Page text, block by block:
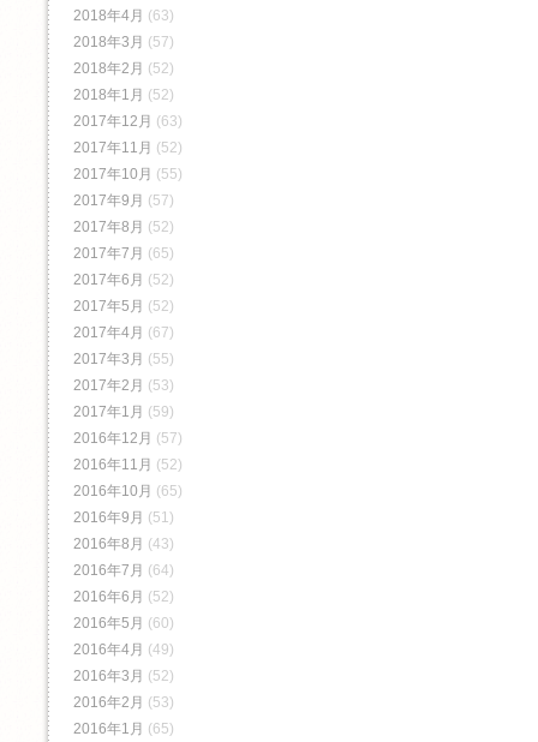
2018年4月 (63)
2018年3月 (57)
2018年2月 (52)
2018年1月 (52)
2017年12月 (63)
2017年11月 (52)
2017年10月 (55)
2017年9月 (57)
2017年8月 (52)
2017年7月 (65)
2017年6月 (52)
2017年5月 (52)
2017年4月 (67)
2017年3月 (55)
2017年2月 (53)
2017年1月 (59)
2016年12月 (57)
2016年11月 (52)
2016年10月 (65)
2016年9月 (51)
2016年8月 (43)
2016年7月 (64)
2016年6月 (52)
2016年5月 (60)
2016年4月 (49)
2016年3月 (52)
2016年2月 (53)
2016年1月 (65)